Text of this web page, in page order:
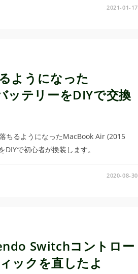
2021-01-17
ようになった
ッテリーをDIYで交換
ちるようになったMacBook Air (2015
で初心者が換装します。
2020-08-30
Switchコントロー
ックを直したよ